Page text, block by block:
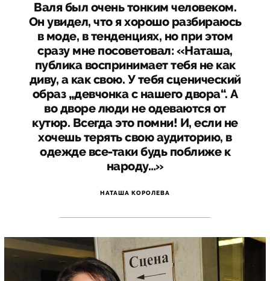
Валя был очень тонким человеком.
Он увидел, что я хорошо разбираюсь
в моде, в тенденциях, но при этом
сразу мне посоветовал: «Наташа,
публика воспринимает тебя не как
диву, а как свою. У тебя сценический
образ „девчонка с нашего двора“. А
во дворе люди не одеваются от
кутюр. Всегда это помни! И, если не
хочешь терять свою аудиторию, в
одежде все-таки будь поближе к
народу…»
НАТАША КОРОЛЕВА